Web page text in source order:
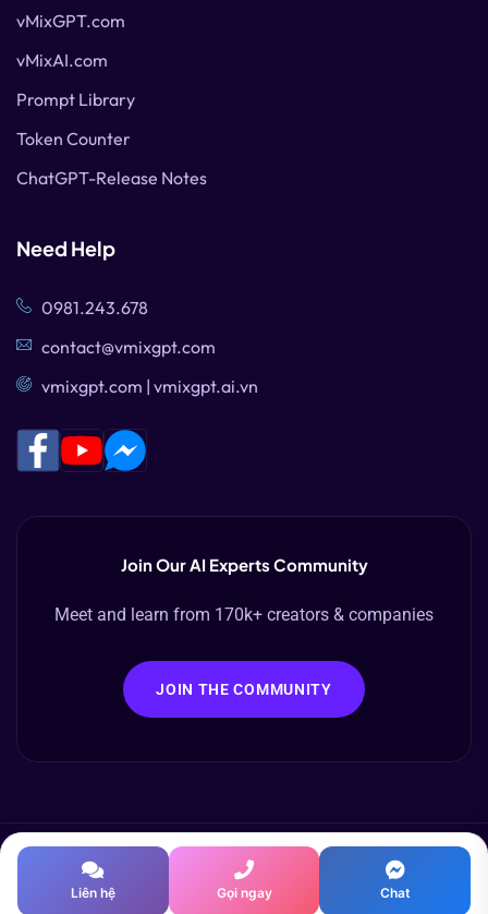
vMixGPT.com
vMixAI.com
Prompt Library
Token Counter
ChatGPT-Release Notes
Need Help
0981.243.678
contact@vmixgpt.com
vmixgpt.com | vmixgpt.ai.vn
Join Our AI Experts Community
Meet and learn from 170k+ creators & companies
JOIN THE COMMUNITY
Copyright © 2003-2025 vMixAI. All rights reserved.
Terms & ConditionsRefund Policy
Liên hệ Gọi ngay Chat